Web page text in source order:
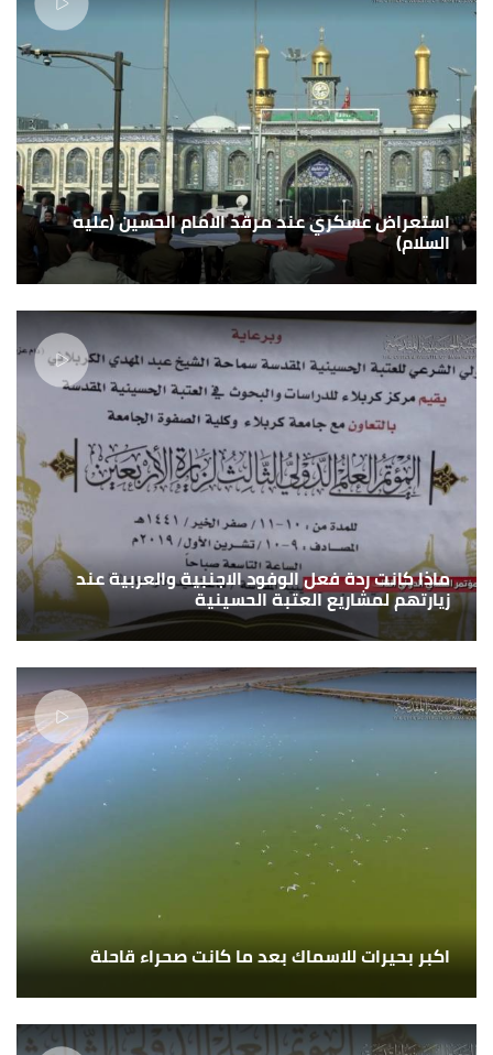
استعراض عسكري عند مرقد الامام الحسين (عليه
السلام)
ماذا كانت ردة فعل الوفود الاجنبية والعربية عند
زيارتهم لمشاريع العتبة الحسينية
اكبر بحيرات للاسماك بعد ما كانت صحراء قاحلة